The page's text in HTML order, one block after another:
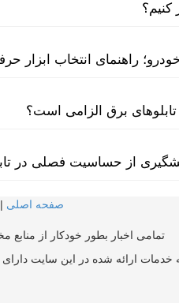
راهنمای انتخاب ابزار
برق الزامی است؟
از حساسیت فصلی در
صفحه اصلی |
تمامی اخبار بطور خودکار از
خدمات ارائه شده در این سایت